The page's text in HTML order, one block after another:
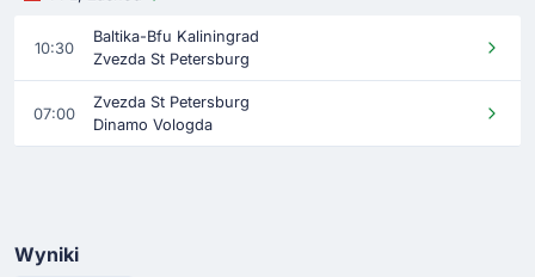
10:30
Baltika-Bfu Kaliningrad
Zvezda St Petersburg
07:00
Zvezda St Petersburg
Dinamo Vologda
Wyniki